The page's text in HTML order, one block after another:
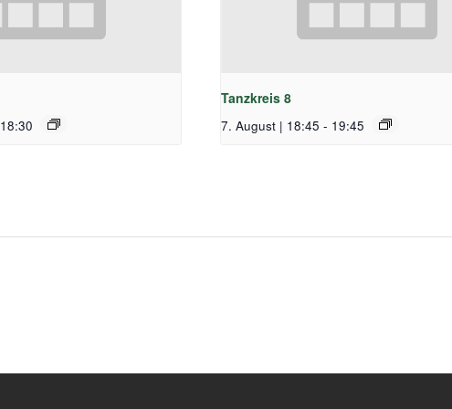
18:30
Tanzkreis 8
7. August | 18:45 - 19:45